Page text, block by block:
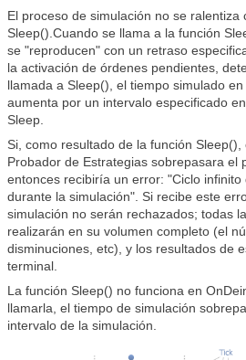
El proceso de simulación no se ralentiza
Sleep(). Cuando se llama a la función
se "reproducen" con un retraso
la activación de órdenes pendientes,
llamada a Sleep(), el tiempo simulado
aumenta por un intervalo especificado
Sleep.
Si, como resultado de la función
Probador de Estrategias sobrepasara el
entonces recibiría un error: "Ciclo infinito
durante la simulación". Si recibe este
simulación no serán rechazados; todas
realizarán en su volumen completo (el
disminuciones, etc), y los resultados de
terminal.
La función Sleep() no funciona en
llamarla, el tiempo de simulación
intervalo de la simulación.